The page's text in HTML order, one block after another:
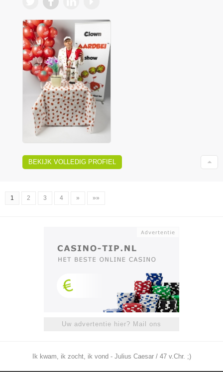
BEKIJK VOLLEDIG PROFIEL
1 2 3 4 » »»
Uw advertentie hier? Mail ons
Ik kwam, ik zocht, ik vond - Julius Caesar / 47 v.Chr. ;)